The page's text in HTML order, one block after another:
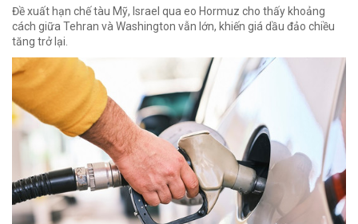
Đề xuất hạn chế tàu Mỹ, Israel qua eo Hormuz cho thấy khoảng
cách giữa Tehran và Washington vẫn lớn, khiến giá dầu đảo chiều
tăng trở lại.